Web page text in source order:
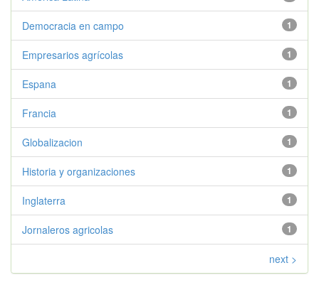
1
Democracia en campo
1
Empresarios agrícolas
1
Espana
1
Francia
1
Globalizacion
1
Historia y organizaciones
1
Inglaterra
1
Jornaleros agricolas
next >